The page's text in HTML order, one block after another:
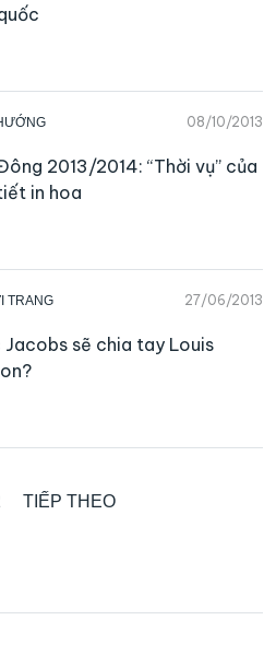
08/10/2013
2013/2014: “Thời vụ” của
in hoa
TRANG 27/06/2013
Jacobs sẽ chia tay Louis
TIẾP THEO